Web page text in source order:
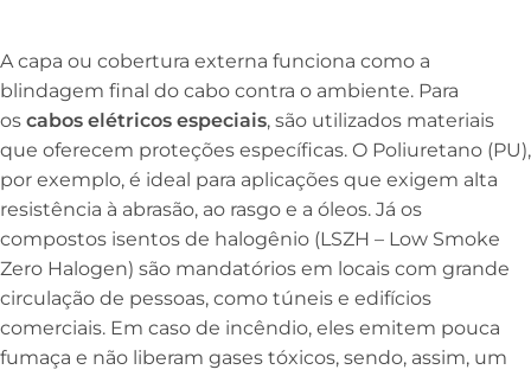
A capa ou cobertura externa funciona como a
blindagem final do cabo contra o ambiente. Para
os cabos elétricos especiais, são utilizados materiais
que oferecem proteções específicas. O Poliuretano (PU),
por exemplo, é ideal para aplicações que exigem alta
resistência à abrasão, ao rasgo e a óleos. Já os
compostos isentos de halogênio (LSZH – Low Smoke
Zero Halogen) são mandatórios em locais com grande
circulação de pessoas, como túneis e edifícios
comerciais. Em caso de incêndio, eles emitem pouca
fumaça e não liberam gases tóxicos, sendo, assim, um